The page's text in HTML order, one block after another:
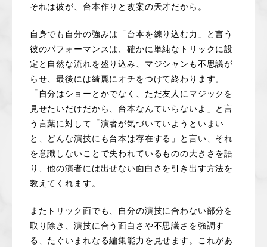
それは彼が、台本作りと改案の天才だから。
自身でも自分の強みは「台本を練り込む力」と言う
彼のパフォーマンスは、確かに単純なトリックに設
定と自然な流れを盛り込み、マジシャンも不思議が
らせ、最後には綺麗にオチをつけて終わります。
「自分はショーとかでなく、ただ友人にマジックを
見せたいだけだから、台本なんていらないよ」と言
う言葉に対して「演者が気づいていようといまい
と、どんな演技にも台本は存在する」と言い、それ
を意識しないことで失われているものの大きさを語
り、他の演者には出せない面白さを引き出す方法を
教えてくれます。
またトリック面でも、自分の演技に合わない部分を
取り除き、演技に合う面白さや不思議さを強調す
る、たぐいまれなる編集能力を見せます。これがあ